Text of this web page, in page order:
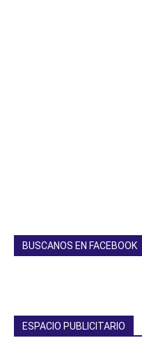
BUSCANOS EN FACEBOOK
ESPACIO PUBLICITARIO